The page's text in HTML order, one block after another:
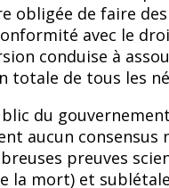
obligée de faire
avec le
conduise à
totale de tous les
du
aucun consensus
preuves
la mort) et